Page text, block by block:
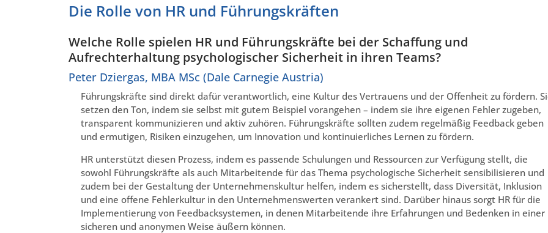
Die Rolle von HR und Führungskräften
Welche Rolle spielen HR und Führungskräfte bei der Schaffung und
Aufrechterhaltung psychologischer Sicherheit in ihren Teams?
Peter Dziergas, MBA MSc (Dale Carnegie Austria)
Führungskräfte sind direkt dafür verantwortlich, eine Kultur des Vertrauens und der Offenheit zu fördern.
setzen den Ton, indem sie selbst mit gutem Beispiel vorangehen – indem sie ihre eigenen Fehler zugeben,
transparent kommunizieren und aktiv zuhören. Führungskräfte sollten zudem regelmäßig Feedback geben
und ermutigen, Risiken einzugehen, um Innovation und kontinuierliches Lernen zu fördern.
HR unterstützt diesen Prozess, indem es passende Schulungen und Ressourcen zur Verfügung stellt, die
sowohl Führungskräfte als auch Mitarbeitende für das Thema psychologische Sicherheit sensibilisieren und
zudem bei der Gestaltung der Unternehmenskultur helfen, indem es sicherstellt, dass Diversität, Inklusion
und eine offene Fehlerkultur in den Unternehmenswerten verankert sind. Darüber hinaus sorgt HR für die
Implementierung von Feedbacksystemen, in denen Mitarbeitende ihre Erfahrungen und Bedenken in einer
sicheren und anonymen Weise äußern können.